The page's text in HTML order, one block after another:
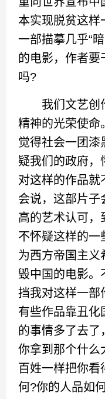
本实现脱贫这样
一部描摹几乎“
的电影，作者要
吗?
我们文艺创作
精神的光荣使命
觉得社会一团漆
疑我们的政府，
对这样的作品就
会说，这部片子
高的艺术认可，
不怀疑这样的一
为西方帝国主义
毁中国的电影。
挡我对这样一部
有些作品靠丑化
的事情多了去了
你拿到那个什么
百姓一样把你看
何?你的人品如